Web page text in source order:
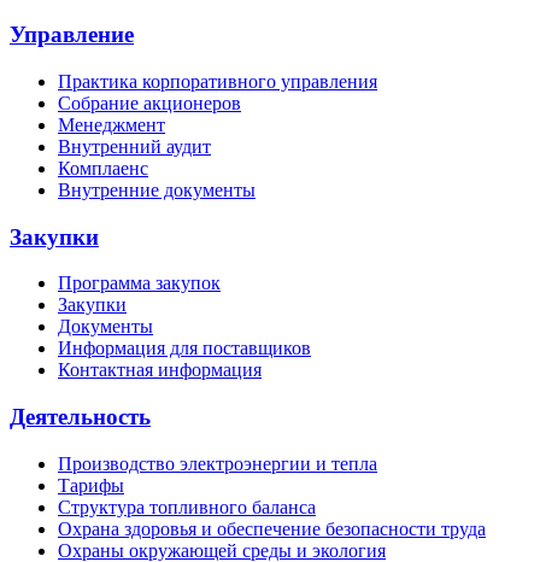
Управление
Практика корпоративного управления
Собрание акционеров
Менеджмент
Внутренний аудит
Комплаенс
Внутренние документы
Закупки
Программа закупок
Закупки
Документы
Информация для поставщиков
Контактная информация
Деятельность
Производство электроэнергии и тепла
Тарифы
Структура топливного баланса
Охрана здоровья и обеспечение безопасности труда
Охраны окружающей среды и экология